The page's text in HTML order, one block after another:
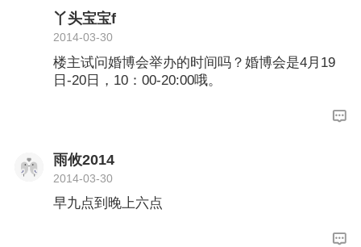
丫头宝宝f
2014-03-30
楼主试问婚博会举办的时间吗？婚博会是4月19
日-20日，10：00-20:00哦。
雨攸2014
2014-03-30
早九点到晚上六点